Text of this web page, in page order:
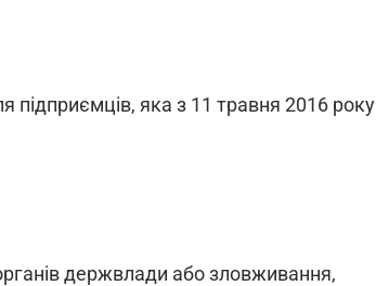
підприємців, яка з 11 травня 2016 року
держвлади або зловживання,